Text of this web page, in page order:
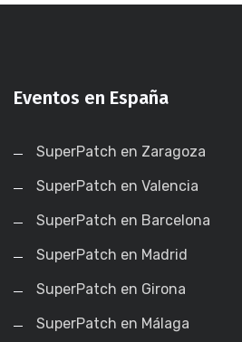
Eventos en España
SuperPatch en Zaragoza
SuperPatch en Valencia
SuperPatch en Barcelona
SuperPatch en Madrid
SuperPatch en Girona
SuperPatch en Málaga